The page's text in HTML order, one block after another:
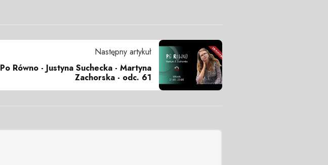
Następny artykuł
Po Równo - Justyna Suchecka - Martyna
Zachorska - odc. 61